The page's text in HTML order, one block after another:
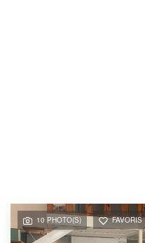
10 PHOTO(S) FAVORIS